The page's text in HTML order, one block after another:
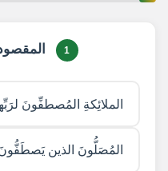
1
الملائِكةِ المُصطفِّونَ
المُصَلُّونَ الذين